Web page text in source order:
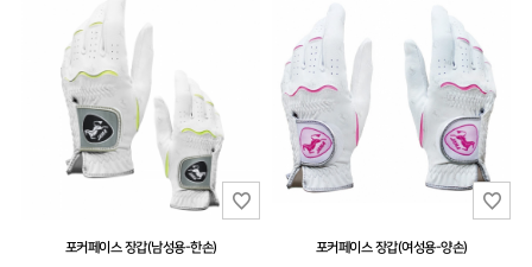
포커페이스 장갑(남성용-한손) 포커페이스 장갑(여성용-양손)